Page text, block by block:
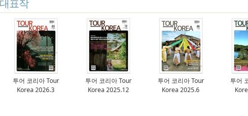
대표작
투어 코리아 Tour
Korea 2026.3
투어 코리아 Tour
Korea 2025.12
투어 코리아 Tour
Korea 2025.6
투어